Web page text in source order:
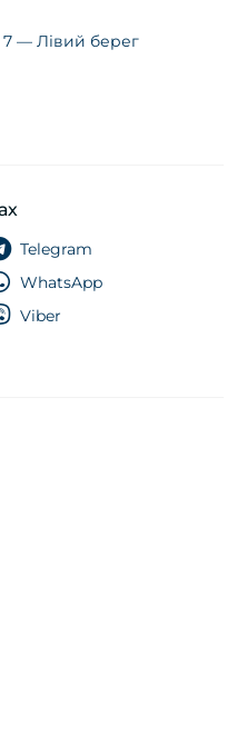
7 — Лівий берег
Telegram
WhatsApp
Viber